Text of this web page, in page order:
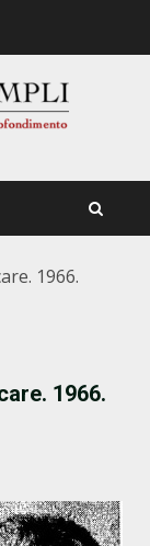
1966.
1966.